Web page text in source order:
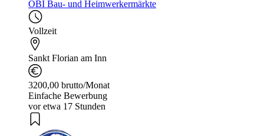
OBI Bau- und Heimwerkermärkte
Vollzeit
Sankt Florian am Inn
3200,00 brutto/Monat
Einfache Bewerbung
vor etwa 17 Stunden